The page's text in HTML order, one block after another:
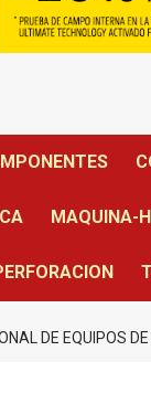
MAQUINA-
DE EQUIPOS